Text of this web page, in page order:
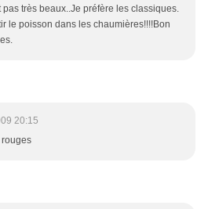
pas très beaux..Je préfère les classiques.
le poisson dans les chaumières!!!!Bon
20:15